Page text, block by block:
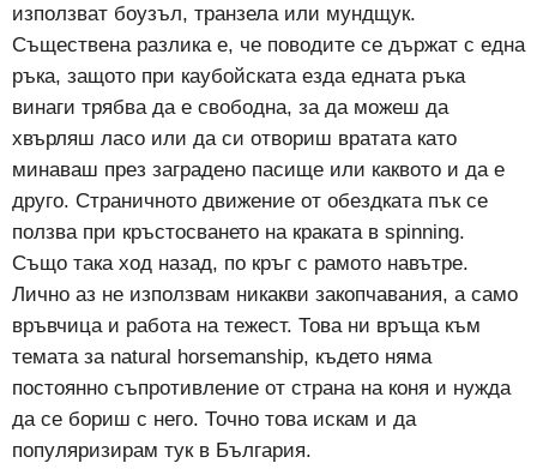
използват боузъл, транзела или мундщук.
Съществена разлика е, че поводите се държат с една
ръка, защото при каубойската езда едната ръка
винаги трябва да е свободна, за да можеш да
хвърляш ласо или да си отвориш вратата като
минаваш през заградено пасище или каквото и да е
друго. Страничното движение от обездката пък се
ползва при кръстосването на краката в spinning.
Също така ход назад, по кръг с рамото навътре.
Лично аз не използвам никакви закопчавания, а само
връвчица и работа на тежест. Това ни връща към
темата за natural horsemanship, където няма
постоянно съпротивление от страна на коня и нужда
да се бориш с него. Точно това искам и да
популяризирам тук в България.